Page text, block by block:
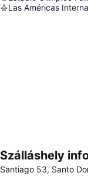
Las Américas
Nagy méretű
Szálláshely
Santiago 53, Santo